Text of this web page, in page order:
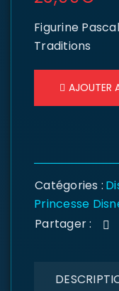
Figurine
Traditions
AJOUTER
Catégories :
Princesse
Partager :